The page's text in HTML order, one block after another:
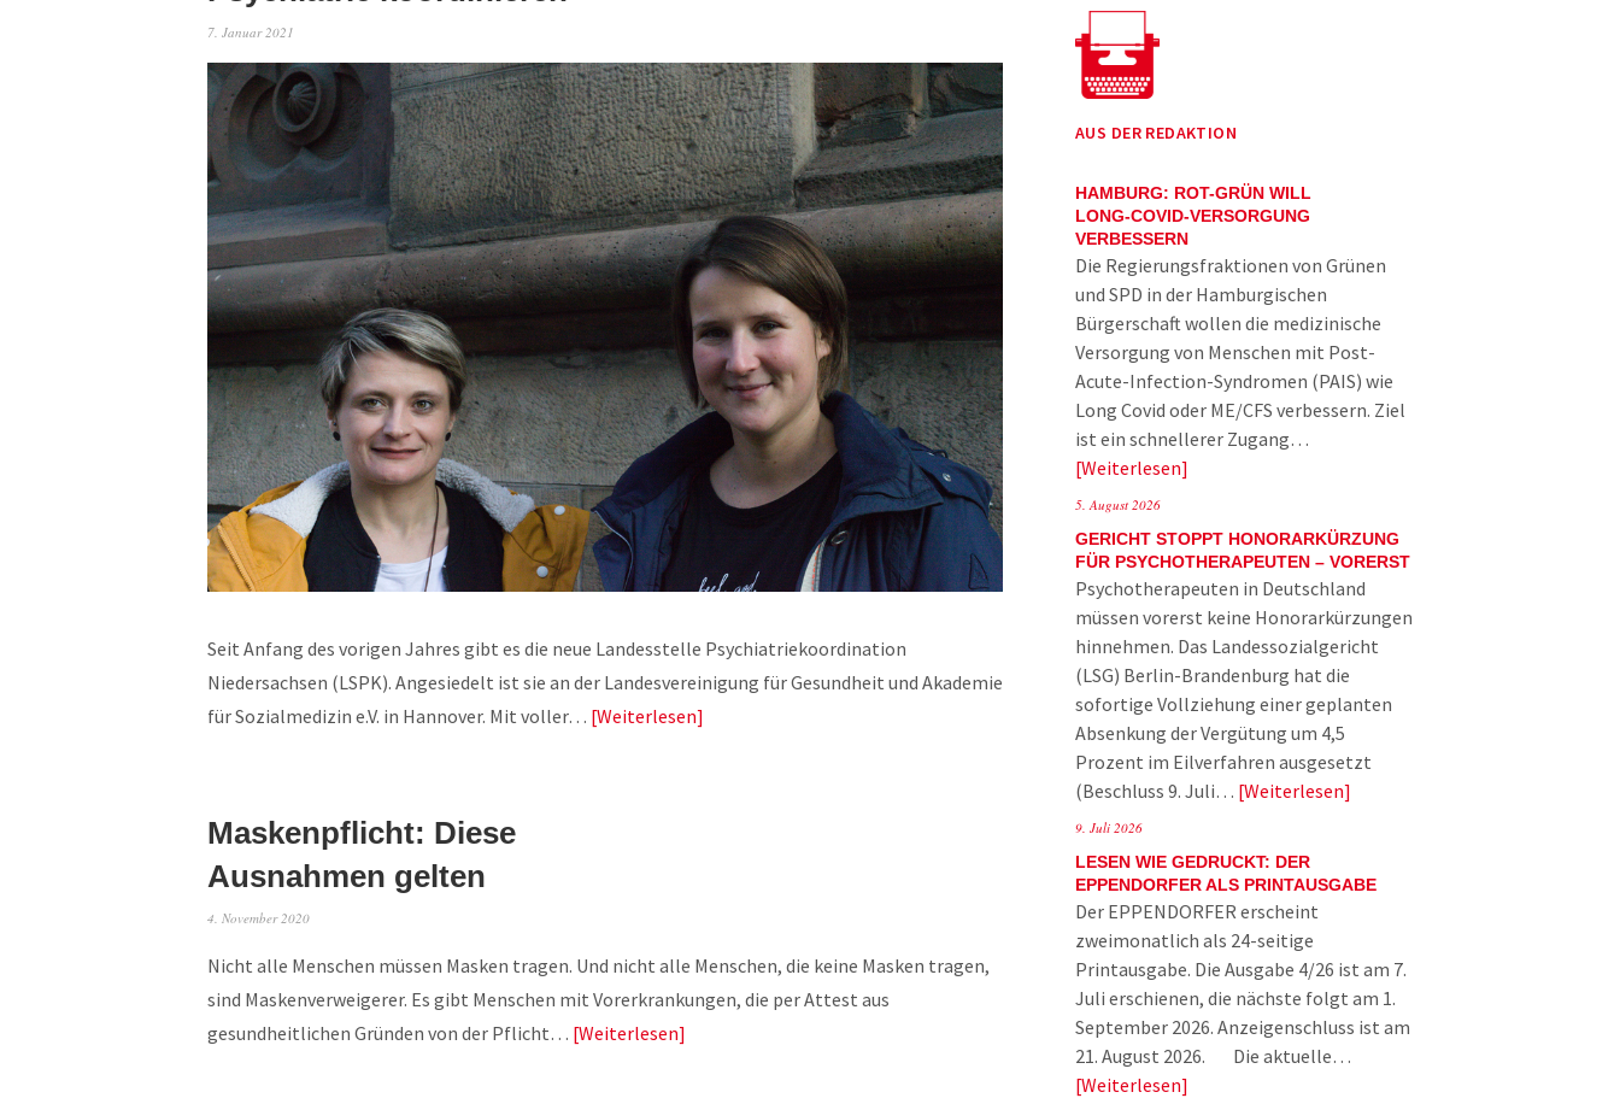
7. Januar 2021
Seit Anfang des vorigen Jahres gibt es die neue Landesstelle Psychiatriekoordination
Niedersachsen (LSPK). Angesiedelt ist sie an der Landesvereinigung für Gesundheit und Akademie
für Sozialmedizin e.V. in Hannover. Mit voller… Weiterlesen
Maskenpflicht: Diese
Ausnahmen gelten
4. November 2020
Nicht alle Menschen müssen Masken tragen. Und nicht alle Menschen, die keine Masken tragen,
sind Maskenverweigerer. Es gibt Menschen mit Vorerkrankungen, die per Attest aus
gesundheitlichen Gründen von der Pflicht… Weiterlesen
AUS DER REDAKTION
HAMBURG: ROT-GRÜN WILL
LONG-COVID-VERSORGUNG
VERBESSERN
Die Regierungsfraktionen von Grünen
und SPD in der Hamburgischen
Bürgerschaft wollen die medizinische
Versorgung von Menschen mit Post-
Acute-Infection-Syndromen (PAIS) wie
Long Covid oder ME/CFS verbessern. Ziel
ist ein schnellerer Zugang…
Weiterlesen
5. August 2026
GERICHT STOPPT HONORARKÜRZUNG
FÜR PSYCHOTHERAPEUTEN – VORERST
Psychotherapeuten in Deutschland
müssen vorerst keine Honorarkürzungen
hinnehmen. Das Landessozialgericht
(LSG) Berlin-Brandenburg hat die
sofortige Vollziehung einer geplanten
Absenkung der Vergütung um 4,5
Prozent im Eilverfahren ausgesetzt
(Beschluss 9. Juli… Weiterlesen
9. Juli 2026
LESEN WIE GEDRUCKT: DER
EPPENDORFER ALS PRINTAUSGABE
Der EPPENDORFER erscheint
zweimonatlich als 24-seitige
Printausgabe. Die Ausgabe 4/26 ist am 7.
Juli erschienen, die nächste folgt am 1.
September 2026. Anzeigenschluss ist am
21. August 2026. Die aktuelle…
Weiterlesen